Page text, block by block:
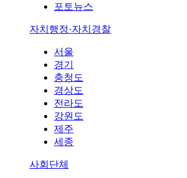
포토뉴스
자치행정·자치경찰
서울
경기
충청도
경상도
전라도
강원도
제주
세종
사회단체